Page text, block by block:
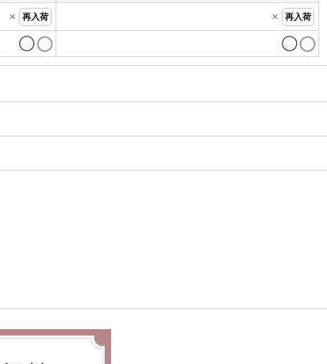
× 再入荷 × 再入荷
◯ ◯